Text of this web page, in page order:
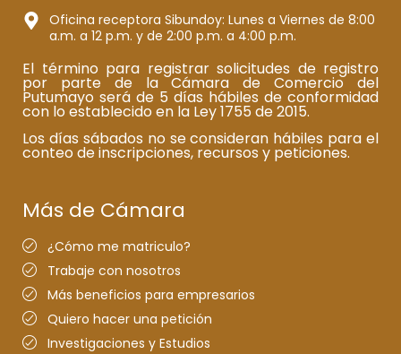
Oficina receptora Sibundoy: Lunes a Viernes de 8:00
a.m. a 12 p.m. y de 2:00 p.m. a 4:00 p.m.
El término para registrar solicitudes de registro
por parte de la Cámara de Comercio del
Putumayo será de 5 días hábiles de conformidad
con lo establecido en la Ley 1755 de 2015.
Los días sábados no se consideran hábiles para el
conteo de inscripciones, recursos y peticiones.
Más de Cámara
¿Cómo me matriculo?
Trabaje con nosotros
Más beneficios para empresarios
Quiero hacer una petición
Investigaciones y Estudios